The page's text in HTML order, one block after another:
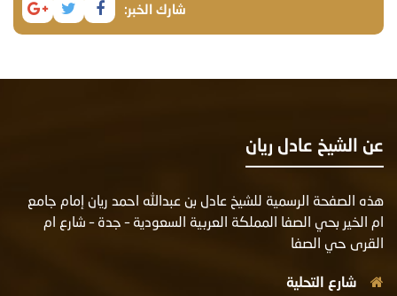
شارك الخبر:
الشيخ عادل ريان
الصفحة الرسمية للشيخ عادل بن عبدالله احمد ريان إمام جامع
الخير بحي الصفا المملكة العربية السعودية – جدة – شارع ام
حي الصفا
شارع التحلية